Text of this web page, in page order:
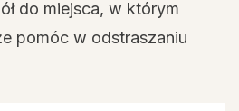
do miejsca, w którym
pomóc w odstraszaniu